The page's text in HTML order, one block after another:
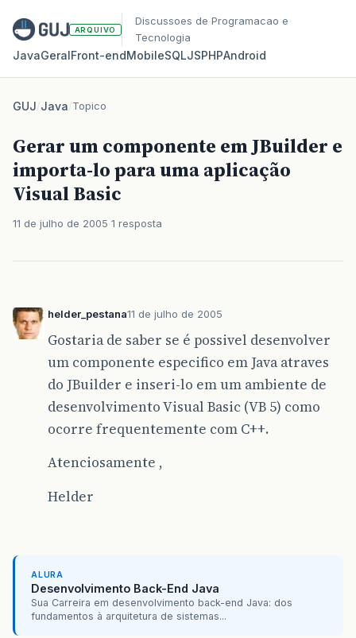
ARQUIVO
Discussoes de Programacao e
Tecnologia
JavaGeralFront‑endMobileSQLJSPHPAndroid
GUJ/Java/Topico
Gerar um componente em JBuilder e
importa-lo para uma aplicação
Visual Basic
11 de julho de 2005 1 resposta
helder_pestana11 de julho de 2005
Gostaria de saber se é possivel desenvolver
um componente especifico em Java atraves
do JBuilder e inseri-lo em um ambiente de
desenvolvimento Visual Basic (VB 5) como
ocorre frequentemente com C++.
Atenciosamente ,
Helder
ALURA
Desenvolvimento Back-End Java
Sua Carreira em desenvolvimento back-end Java: dos
fundamentos à arquitetura de sistemas...